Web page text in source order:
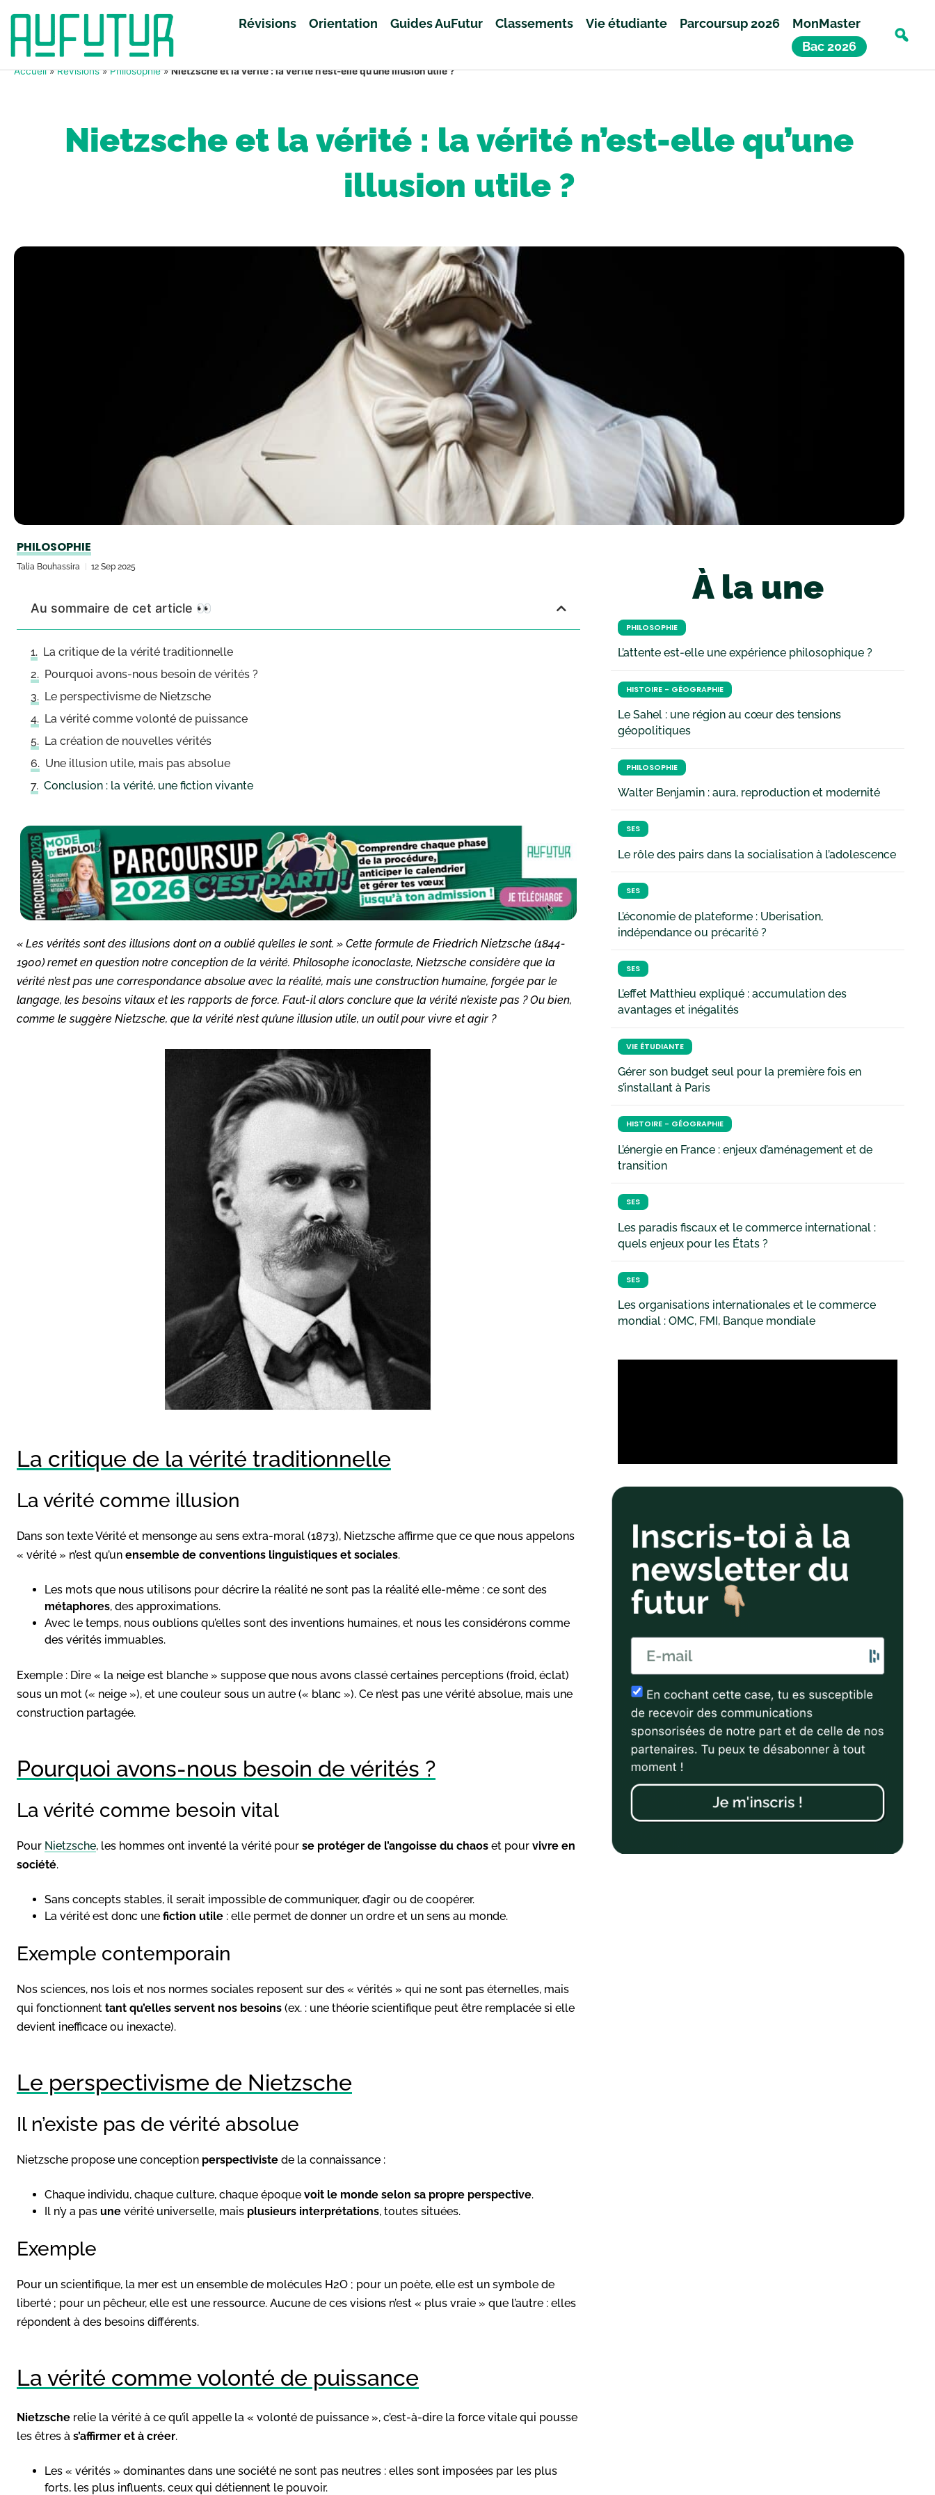
Révisions Orientation Guides AuFutur Classements Vie étudiante Parcoursup 2026
MonMaster
Bac 2026
Accueil»Révisions»Philosophie»Nietzsche et la vérité : la vérité n’est-elle qu’une illusion utile ?
Nietzsche et la vérité : la vérité n’est-elle qu’une
illusion utile ?
PHILOSOPHIE
Talia Bouhassira 12 Sep 2025
Au sommaire de cet article 👀
La critique de la vérité traditionnelle
Pourquoi avons-nous besoin de vérités ?
Le perspectivisme de Nietzsche
La vérité comme volonté de puissance
La création de nouvelles vérités
Une illusion utile, mais pas absolue
Conclusion : la vérité, une fiction vivante
« Les vérités sont des illusions dont on a oublié qu’elles le sont. » Cette formule de Friedrich Nietzsche (1844-
1900) remet en question notre conception de la vérité. Philosophe iconoclaste, Nietzsche considère que la
vérité n’est pas une correspondance absolue avec la réalité, mais une construction humaine, forgée par le
langage, les besoins vitaux et les rapports de force. Faut-il alors conclure que la vérité n’existe pas ? Ou bien,
comme le suggère Nietzsche, que la vérité n’est qu’une illusion utile, un outil pour vivre et agir ?
La critique de la vérité traditionnelle
La vérité comme illusion
Dans son texte Vérité et mensonge au sens extra-moral (1873), Nietzsche affirme que ce que nous appelons
« vérité » n’est qu’un ensemble de conventions linguistiques et sociales.
Les mots que nous utilisons pour décrire la réalité ne sont pas la réalité elle-même : ce sont des
métaphores, des approximations.
Avec le temps, nous oublions qu’elles sont des inventions humaines, et nous les considérons comme
des vérités immuables.
Exemple : Dire « la neige est blanche » suppose que nous avons classé certaines perceptions (froid, éclat)
sous un mot (« neige »), et une couleur sous un autre (« blanc »). Ce n’est pas une vérité absolue, mais une
construction partagée.
Pourquoi avons-nous besoin de vérités ?
La vérité comme besoin vital
Pour Nietzsche, les hommes ont inventé la vérité pour se protéger de l’angoisse du chaos et pour vivre en
société.
Sans concepts stables, il serait impossible de communiquer, d’agir ou de coopérer.
La vérité est donc une fiction utile : elle permet de donner un ordre et un sens au monde.
Exemple contemporain
Nos sciences, nos lois et nos normes sociales reposent sur des « vérités » qui ne sont pas éternelles, mais
qui fonctionnent tant qu’elles servent nos besoins (ex. : une théorie scientifique peut être remplacée si elle
devient inefficace ou inexacte).
Le perspectivisme de Nietzsche
Il n’existe pas de vérité absolue
Nietzsche propose une conception perspectiviste de la connaissance :
Chaque individu, chaque culture, chaque époque voit le monde selon sa propre perspective.
Il n’y a pas une vérité universelle, mais plusieurs interprétations, toutes situées.
Exemple
Pour un scientifique, la mer est un ensemble de molécules H2O ; pour un poète, elle est un symbole de
liberté ; pour un pêcheur, elle est une ressource. Aucune de ces visions n’est « plus vraie » que l’autre : elles
répondent à des besoins différents.
La vérité comme volonté de puissance
Nietzsche relie la vérité à ce qu’il appelle la « volonté de puissance », c’est-à-dire la force vitale qui pousse
les êtres à s’affirmer et à créer.
Les « vérités » dominantes dans une société ne sont pas neutres : elles sont imposées par les plus
forts, les plus influents, ceux qui détiennent le pouvoir.
À la une
PHILOSOPHIE
L’attente est-elle une expérience philosophique ?
HISTOIRE - GÉOGRAPHIE
Le Sahel : une région au cœur des tensions
géopolitiques
PHILOSOPHIE
Walter Benjamin : aura, reproduction et modernité
SES
Le rôle des pairs dans la socialisation à l’adolescence
SES
L’économie de plateforme : Uberisation,
indépendance ou précarité ?
SES
L’effet Matthieu expliqué : accumulation des
avantages et inégalités
VIE ÉTUDIANTE
Gérer son budget seul pour la première fois en
s’installant à Paris
HISTOIRE - GÉOGRAPHIE
L’énergie en France : enjeux d’aménagement et de
transition
SES
Les paradis fiscaux et le commerce international :
quels enjeux pour les États ?
SES
Les organisations internationales et le commerce
mondial : OMC, FMI, Banque mondiale